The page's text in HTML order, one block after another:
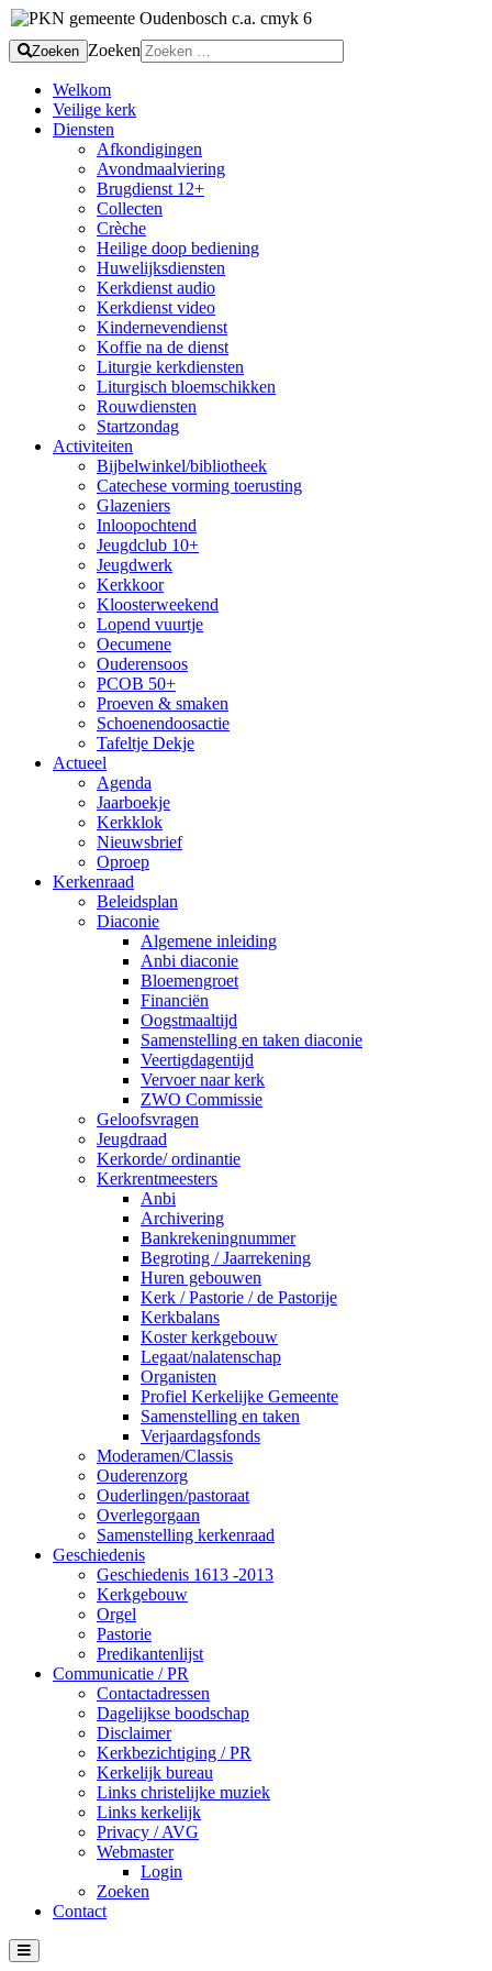
Zoeken Zoeken
Welkom
Veilige kerk
Diensten
Afkondigingen
Avondmaalviering
Brugdienst 12+
Collecten
Crèche
Heilige doop bediening
Huwelijksdiensten
Kerkdienst audio
Kerkdienst video
Kindernevendienst
Koffie na de dienst
Liturgie kerkdiensten
Liturgisch bloemschikken
Rouwdiensten
Startzondag
Activiteiten
Bijbelwinkel/bibliotheek
Catechese vorming toerusting
Glazeniers
Inloopochtend
Jeugdclub 10+
Jeugdwerk
Kerkkoor
Kloosterweekend
Lopend vuurtje
Oecumene
Ouderensoos
PCOB 50+
Proeven & smaken
Schoenendoosactie
Tafeltje Dekje
Actueel
Agenda
Jaarboekje
Kerkklok
Nieuwsbrief
Oproep
Kerkenraad
Beleidsplan
Diaconie
Algemene inleiding
Anbi diaconie
Bloemengroet
Financiën
Oogstmaaltijd
Samenstelling en taken diaconie
Veertigdagentijd
Vervoer naar kerk
ZWO Commissie
Geloofsvragen
Jeugdraad
Kerkorde/ ordinantie
Kerkrentmeesters
Anbi
Archivering
Bankrekeningnummer
Begroting / Jaarrekening
Huren gebouwen
Kerk / Pastorie / de Pastorije
Kerkbalans
Koster kerkgebouw
Legaat/nalatenschap
Organisten
Profiel Kerkelijke Gemeente
Samenstelling en taken
Verjaardagsfonds
Moderamen/Classis
Ouderenzorg
Ouderlingen/pastoraat
Overlegorgaan
Samenstelling kerkenraad
Geschiedenis
Geschiedenis 1613 -2013
Kerkgebouw
Orgel
Pastorie
Predikantenlijst
Communicatie / PR
Contactadressen
Dagelijkse boodschap
Disclaimer
Kerkbezichtiging / PR
Kerkelijk bureau
Links christelijke muziek
Links kerkelijk
Privacy / AVG
Webmaster
Login
Zoeken
Contact